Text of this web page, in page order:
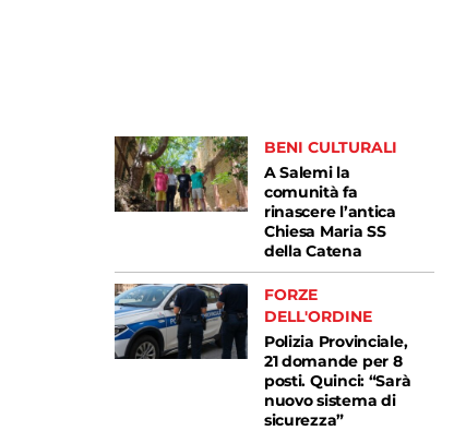
BENI CULTURALI
A Salemi la
comunità fa
rinascere l’antica
Chiesa Maria SS
della Catena
FORZE
DELL'ORDINE
Polizia Provinciale,
21 domande per 8
posti. Quinci: “Sarà
nuovo sistema di
sicurezza”